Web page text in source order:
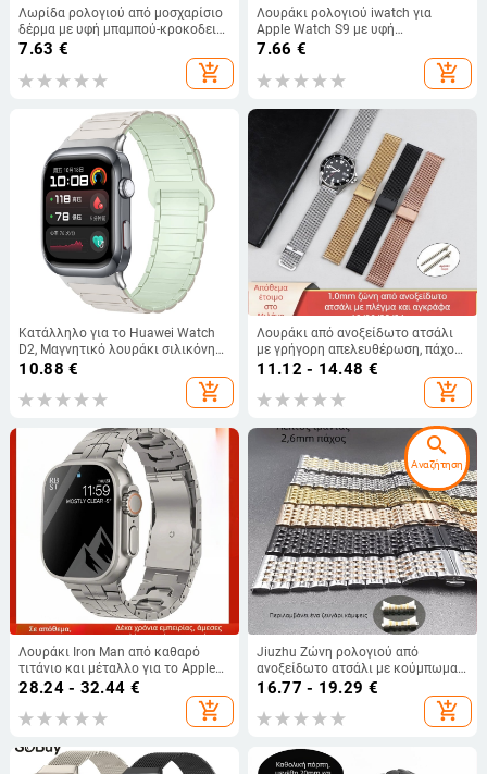
Λωρίδα ρολογιού από μοσχαρίσιο
δέρμα με υφή μπαμπού-κροκοδειλ,
γνήσιο δέρμα, αγκράφα με πιν, για
7.63 €
add_shopping_cart
Λουράκι ρολογιού iwatch για
Apple Watch S9 με υφή
αυτοκινήτου, σιλικόνη, αγκράφα
7.66 €
add_shopping_cart
Κατάλληλο για το Huawei Watch
D2, Μαγνητικό λουράκι σιλικόνης
τριών τεμαχίων, Casual Sports
Wristband, Εργοστασιακά έτοιμο
για χρήση
10.88 €
add_shopping_cart
Λουράκι από ανοξείδωτο ατσάλι
με γρήγορη απελευθέρωση, πάχος
1.0, κατάλληλο για λουράκι
ρολογιού Huawei GT3/4 Samsung
S 3m Lanxess
11.12 - 14.48 €
add_shopping_cart
Λουράκι Iron Man από καθαρό
τιτάνιο και μέταλλο για το Apple
Watch9, Apple Watch Ultra,
28.24 - 32.44 €
add_shopping_cart
Jiuzhu Ζώνη ρολογιού από
ανοξείδωτο ατσάλι με κούμπωμα
πεταλούδας, στερεής κατασκευής,
μοντέλο Jiuzhu, στυλ καθημερινό/
πολυλειτουργικό
16.77 - 19.29 €
add_shopping_cart
search
Αναζήτηση